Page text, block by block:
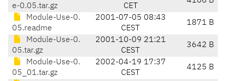
e-0.05.tar.gz
CET
Module-Use-0.
05.readme
2001-07-05 08:43
CEST
1871 B
Module-Use-0.
05.tar.gz
2001-10-09 21:21
CEST
3642 B
Module-Use-0.
05_01.tar.gz
2002-04-19 17:37
CEST
4125 B